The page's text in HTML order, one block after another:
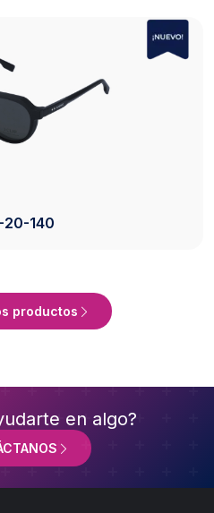
20-140
productos
en algo?